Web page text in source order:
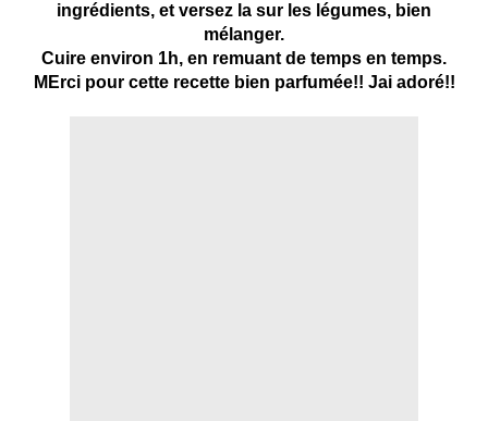
ingrédients, et versez la sur les légumes, bien
mélanger.
Cuire environ 1h, en remuant de temps en temps.
MErci pour cette recette bien parfumée!! Jai adoré!!